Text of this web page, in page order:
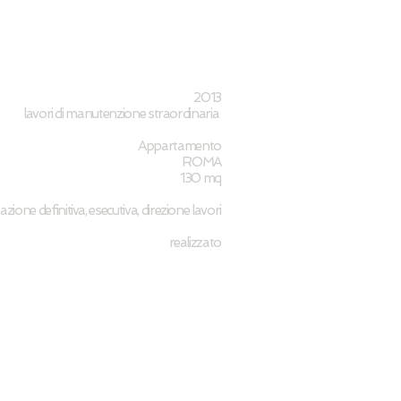
2013
lavori di manutenzione straordinaria
Appartamento
ROMA
130 mq
definitiva, esecutiva, direzione lavori
realizzato